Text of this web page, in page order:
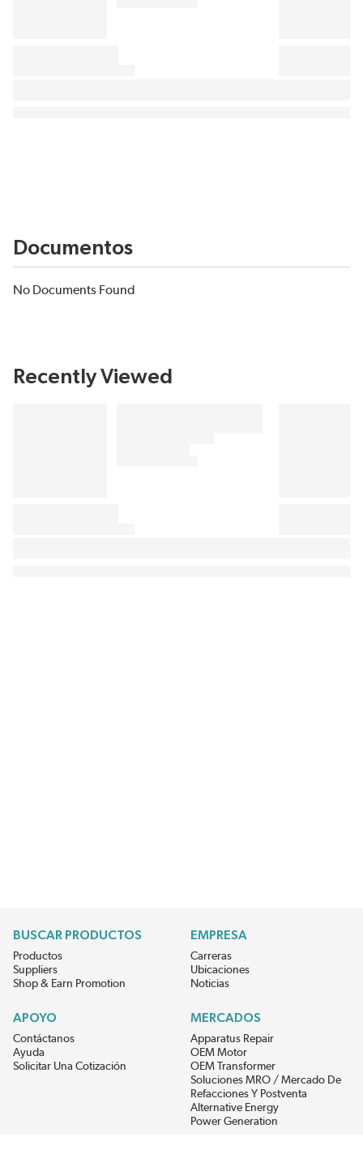
Documentos
No Documents Found
Recently Viewed
BUSCAR PRODUCTOS
Productos
Suppliers
Shop & Earn Promotion
EMPRESA
Carreras
Ubicaciones
Noticias
APOYO
Contáctanos
Ayuda
Solicitar Una Cotización
MERCADOS
Apparatus Repair
OEM Motor
OEM Transformer
Soluciones MRO / Mercado De
Refacciones Y Postventa
Alternative Energy
Power Generation